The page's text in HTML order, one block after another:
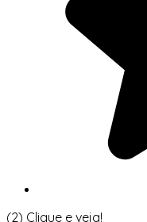
(2) Clique e veja!